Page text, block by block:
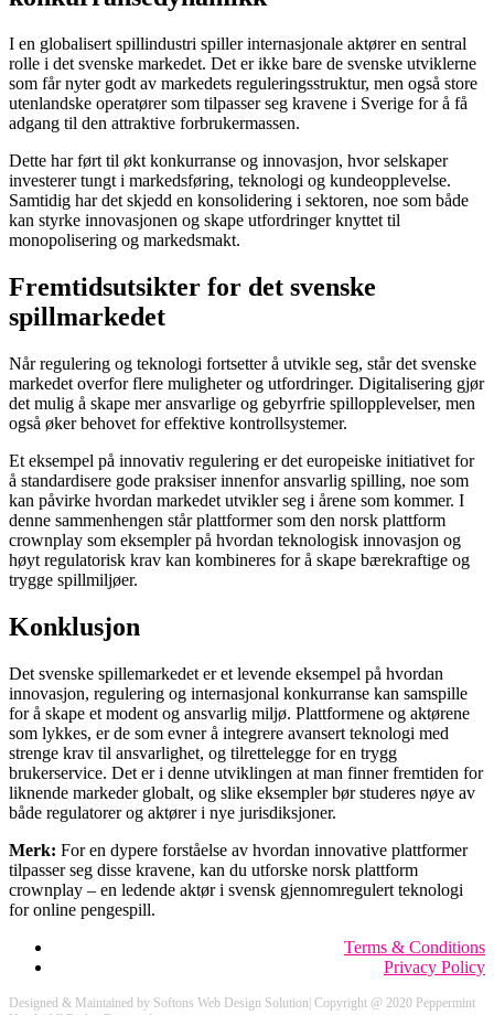
I en globalisert spillindustri spiller internasjonale aktører en sentral
rolle i det svenske markedet. Det er ikke bare de svenske utviklerne
som får nyter godt av markedets reguleringsstruktur, men også store
utenlandske operatører som tilpasser seg kravene i Sverige for å få
adgang til den attraktive forbrukermassen.
Dette har ført til økt konkurranse og innovasjon, hvor selskaper
investerer tungt i markedsføring, teknologi og kundeopplevelse.
Samtidig har det skjedd en konsolidering i sektoren, noe som både
kan styrke innovasjonen og skape utfordringer knyttet til
monopolisering og markedsmakt.
Fremtidsutsikter for det svenske
spillmarkedet
Når regulering og teknologi fortsetter å utvikle seg, står det svenske
markedet overfor flere muligheter og utfordringer. Digitalisering gjør
det mulig å skape mer ansvarlige og gebyrfrie spillopplevelser, men
også øker behovet for effektive kontrollsystemer.
Et eksempel på innovativ regulering er det europeiske initiativet for
å standardisere gode praksiser innenfor ansvarlig spilling, noe som
kan påvirke hvordan markedet utvikler seg i årene som kommer. I
denne sammenhengen står plattformer som den norsk plattform
crownplay som eksempler på hvordan teknologisk innovasjon og
høyt regulatorisk krav kan kombineres for å skape bærekraftige og
trygge spillmiljøer.
Konklusjon
Det svenske spillemarkedet er et levende eksempel på hvordan
innovasjon, regulering og internasjonal konkurranse kan samspille
for å skape et modent og ansvarlig miljø. Plattformene og aktørene
som lykkes, er de som evner å integrere avansert teknologi med
strenge krav til ansvarlighet, og tilrettelegge for en trygg
brukerservice. Det er i denne utviklingen at man finner fremtiden for
liknende markeder globalt, og slike eksempler bør studeres nøye av
både regulatorer og aktører i nye jurisdiksjoner.
Merk: For en dypere forståelse av hvordan innovative plattformer
tilpasser seg disse kravene, kan du utforske norsk plattform
crownplay – en ledende aktør i svensk gjennomregulert teknologi
for online pengespill.
Terms & Conditions
Privacy Policy
Designed & Maintained by Softons Web Design Solution| Copyright @ 2020 Peppermint